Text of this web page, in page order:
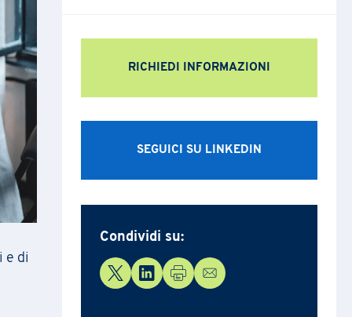
e di
RICHIEDI INFORMAZIONI
SEGUICI SU LINKEDIN
Condividi su: